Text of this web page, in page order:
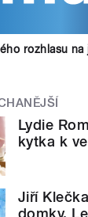
rozhlasu
Lydie
kytka k
Jiří
domky.